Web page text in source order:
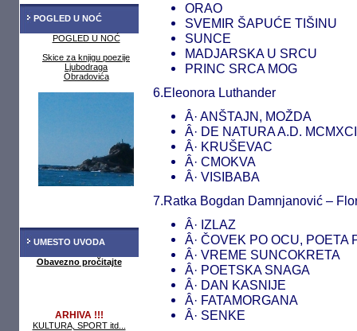
POGLED U NOĆ
POGLED U NOĆ
Skice za knjigu poezije
Ljubodraga
Obradovića
UMESTO UVODA
Obavezno pročitajte
ARHIVA !!!
KULTURA, SPORT itd...
ORAO
SVEMIR ŠAPUĆE TIŠINU
SUNCE
MADJARSKA U SRCU
PRINC SRCA MOG
6.Eleonora Luthander
Â· ANŠTAJN, MOŽDA
Â· DE NATURA A.D.
Â· KRUŠEVAC
Â· CMOKVA
Â· VISIBABA
7.Ratka Bogdan Damnjanović –
Â· IZLAZ
Â· ČOVEK PO OCU, POETA
Â· VREME SUNCOKRETA
Â· POETSKA SNAGA
Â· DAN KASNIJE
Â· FATAMORGANA
Â· SENKE